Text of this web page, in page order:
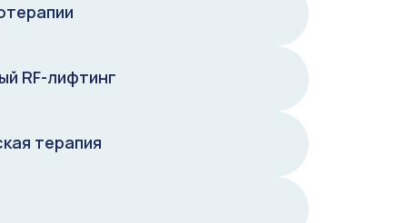
RF-лифтинг
терапия